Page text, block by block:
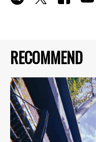
RECOMMEND